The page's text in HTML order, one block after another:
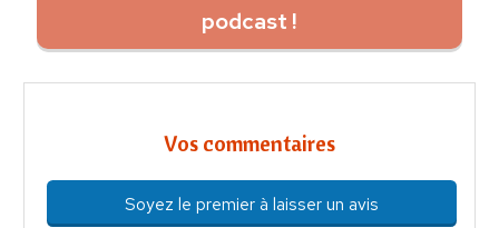
podcast !
Vos commentaires
Soyez le premier à laisser un avis